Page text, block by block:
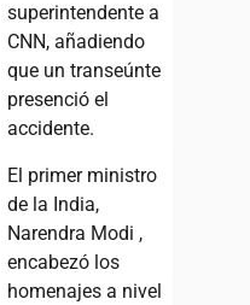
superintendente a
CNN, añadiendo
que un transeúnte
presenció el
accidente.
El primer ministro
de la India,
Narendra Modi ,
encabezó los
homenajes a nivel